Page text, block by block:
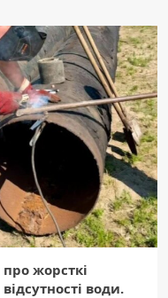
жорсткі
води.